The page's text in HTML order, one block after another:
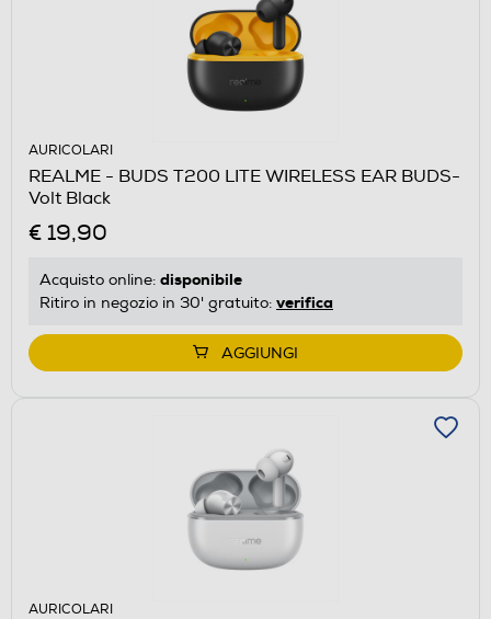
AURICOLARI
REALME - BUDS T200 LITE WIRELESS EAR BUDS-
Volt Black
€ 19,90
Acquisto online: disponibile
Ritiro in negozio in 30' gratuito: verifica
AGGIUNGI
AURICOLARI